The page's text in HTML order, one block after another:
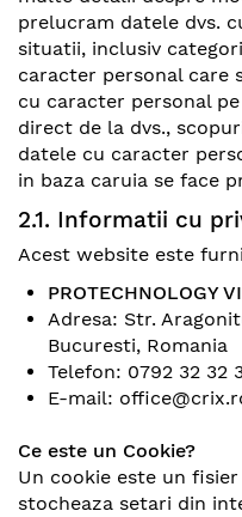
prelucram datele dvs.
situatii, inclusiv
caracter personal care
cu caracter personal
direct de la dvs.,
datele cu caracter
in baza caruia se face
2.1. Informatii cu
Acest website este
PROTECHNOLOGY
Adresa: Str.
Bucuresti, Romania
Telefon: 0792 32 32
E-mail:
Ce este un Cookie?
Un cookie este un
stocheaza setari din